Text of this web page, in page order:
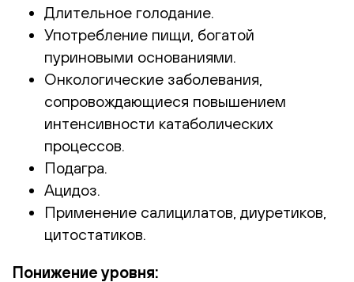
Длительное голодание.
Употребление пищи, богатой
пуриновыми основаниями.
Онкологические заболевания,
сопровождающиеся повышением
интенсивности катаболических
процессов.
Подагра.
Ацидоз.
Применение салицилатов, диуретиков,
цитостатиков.
Понижение уровня: